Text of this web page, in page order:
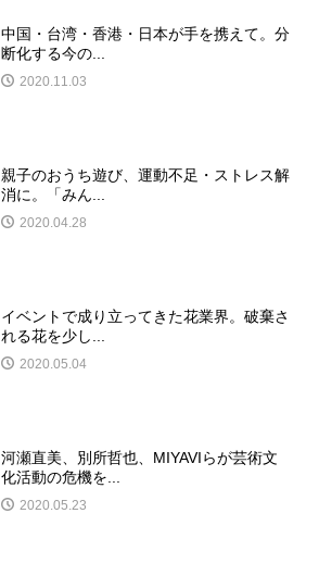
中国・台湾・香港・日本が手を携えて。分
断化する今の...
2020.11.03
親子のおうち遊び、運動不足・ストレス解
消に。「みん...
2020.04.28
イベントで成り立ってきた花業界。破棄さ
れる花を少し...
2020.05.04
河瀬直美、別所哲也、MIYAVIらが芸術文
化活動の危機を...
2020.05.23